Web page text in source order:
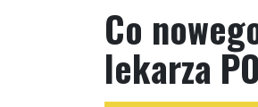
Co
lekarza